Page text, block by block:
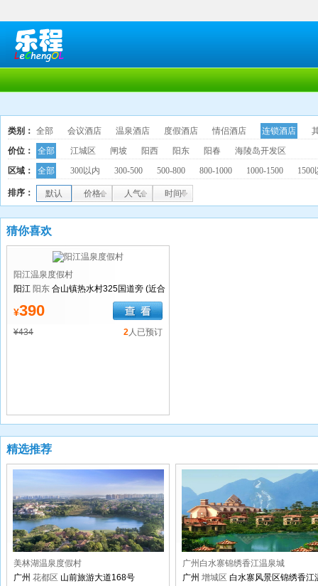
类别： 全部 会议酒店 温泉酒店 度假酒店 情侣酒店 连锁酒店
价位：
全部 江城区 闸坡 阳西 阳东 阳春
海陵岛开发区
区域：
全部 300以内 300-500 500-800 800-1000 1000-1500 1500
排序： 默认 价格 人气 时间
猜你喜欢
阳江温泉度假村
阳江 阳东 合山镇热水村325国道旁 (近合
山镇那龙出口)
¥390
¥434 2人已预订
精选推荐
美林湖温泉度假村
广州 花都区 山前旅游大道168号
广州白水寨锦绣香江温泉城
广州 增城区 白水寨风景区锦绣香江